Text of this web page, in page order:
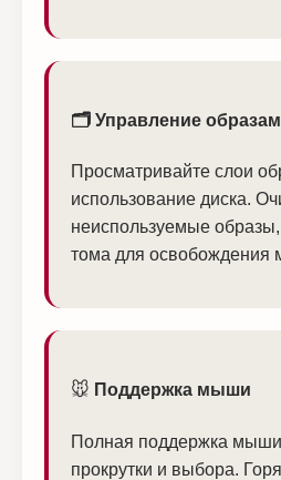
🗂️ Управление
Просматривайте слои
использование диска.
неиспользуемые
тома для освобождения
🐭 Поддержка мыши
Полная поддержка мыши
прокрутки и выбора.